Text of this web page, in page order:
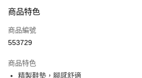
信用卡
線上付款
Alipay, PayMe, WeChat Pay, UnionPay, FPS
送貨方式
商品特色
商品編號
553729
商品特色
精製鞋墊，腳感舒適